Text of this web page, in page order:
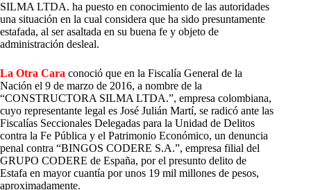
SILMA LTDA. ha puesto en conocimiento de las autoridades
una situación en la cual considera que ha sido presuntamente
estafada, al ser asaltada en su buena fe y objeto de
administración desleal.
La Otra Cara conoció que en la Fiscalía General de la
Nación el 9 de marzo de 2016, a nombre de la
“CONSTRUCTORA SILMA LTDA.”, empresa colombiana,
cuyo representante legal es José Julián Martí, se radicó ante las
Fiscalías Seccionales Delegadas para la Unidad de Delitos
contra la Fe Pública y el Patrimonio Económico, un denuncia
penal contra “BINGOS CODERE S.A.”, empresa filial del
GRUPO CODERE de España, por el presunto delito de
Estafa en mayor cuantía por unos 19 mil millones de pesos,
aproximadamente.